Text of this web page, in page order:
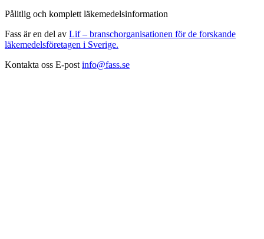
Pålitlig och komplett läkemedelsinformation
Fass är en del av Lif – branschorganisationen för de forskande
läkemedelsföretagen i Sverige.
Kontakta oss E-post info@fass.se